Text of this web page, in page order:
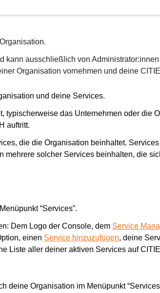
kann ausschließlich von
Organisation vornehmen und deine
und deine Services.
typischerweise das Unternehmen oder die
auftritt.
die die Organisation beinhaltet.
solcher Services beinhalten, die
“Services”.
Dem Logo der Console, dem Service
einen Service hinzuzufügen, deine
Liste aller deiner aktiven Services auf
deine Organisation im Menüpunkt